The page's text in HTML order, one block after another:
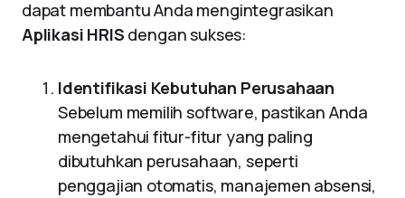
dapat membantu Anda mengintegrasikan
Aplikasi HRIS dengan sukses:
Identifikasi Kebutuhan Perusahaan
Sebelum memilih software, pastikan Anda
mengetahui fitur-fitur yang paling
dibutuhkan perusahaan, seperti
penggajian otomatis, manajemen absensi,